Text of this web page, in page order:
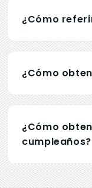
¿Cómo
¿Cómo
¿Cómo
cumpleaños?